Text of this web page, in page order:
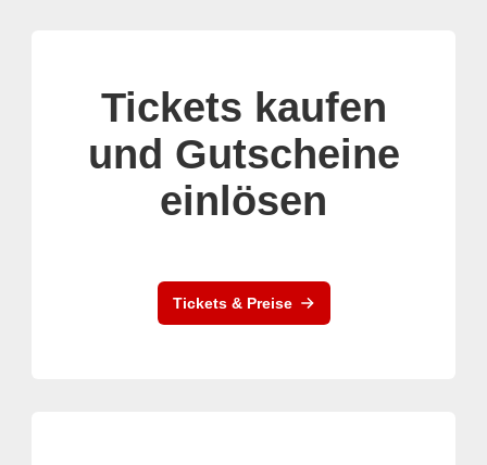
Tickets kaufen
und Gutscheine
einlösen
Tickets & Preise